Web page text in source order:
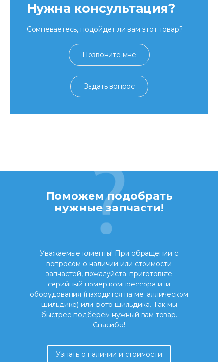
Нужна консультация?
Сомневаетесь, подойдет ли вам этот товар?
Позвоните мне
Задать вопрос
Поможем подобрать
нужные запчасти!
Уважаемые клиенты! При обращении с
вопросом о наличии или стоимости
запчастей, пожалуйста, приготовьте
серийный номер компрессора или
оборудования (находится на металлическом
шильдике) или фото шильдика. Так мы
быстрее подберем нужный вам товар.
Спасибо!
Узнать о наличии и стоимости